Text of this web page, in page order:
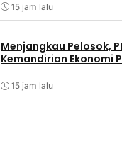
15 jam lalu
Menjangkau Pelosok,
Kemandirian Ekonomi
15 jam lalu